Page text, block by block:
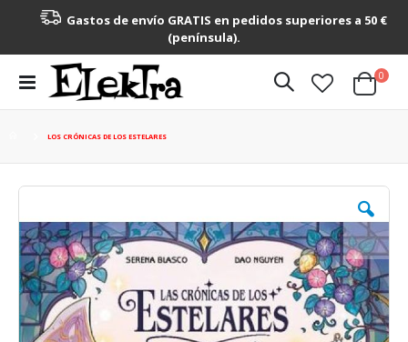
Gastos de envío GRATIS en pedidos superiores a 50 €
(península).
Toggle
Nav
Cart
0
LOS CRÓNICAS DE LOS ESTELARES
Saltar
final
de
la
galería
de
imágenes